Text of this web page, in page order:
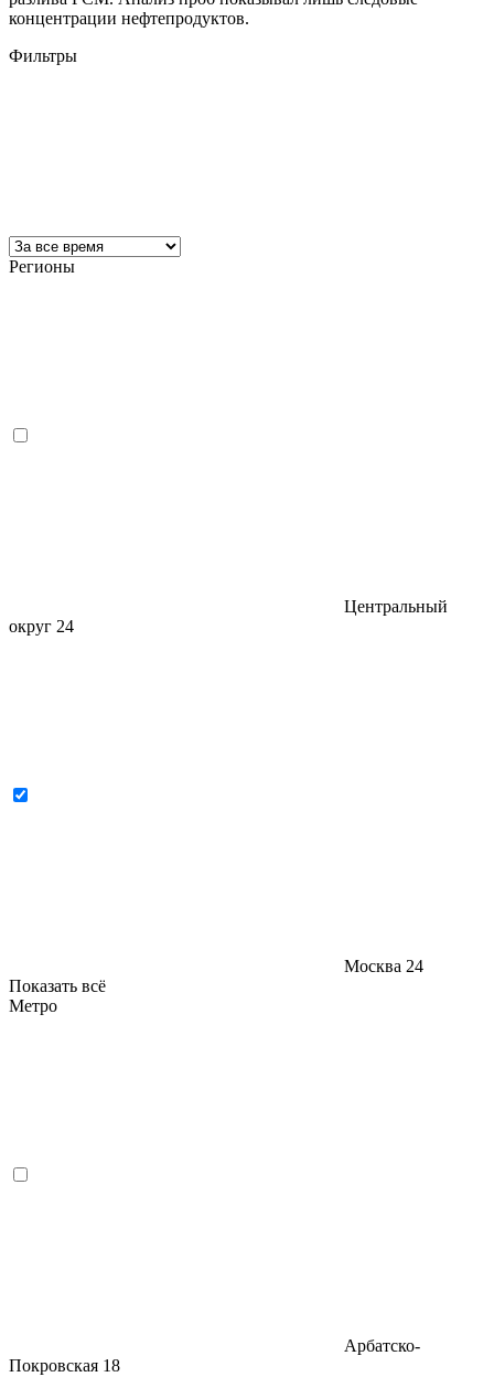
концентрации нефтепродуктов.
Фильтры
Регионы
Центральный
округ 24
Москва 24
Показать всё
Метро
Арбатско-
Покровская 18